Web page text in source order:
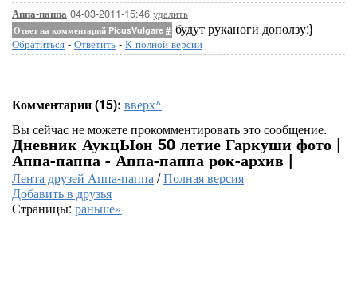
Аппа-паппа 04-03-2011-15:46 удалить
Ответ на комментарий PicusVulgare # будут руканоги доползу:}
Обратиться - Ответить - К полной версии
Комментарии (15): вверх^
Вы сейчас не можете прокомментировать это сообщение.
Дневник АукцЫон 50 летие Гаркуши фото |
Аппа-паппа - Аппа-паппа рок-архив |
Лента друзей Аппа-паппа/Полная версия
Добавить в друзья
Страницы: раньше»